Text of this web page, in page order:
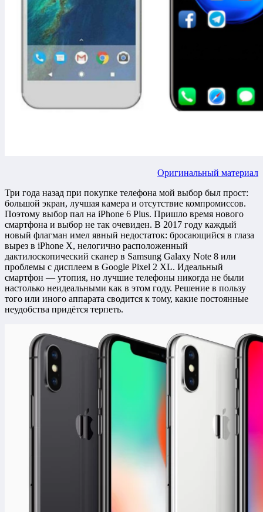
Оригинальный материал
Три года назад при покупке телефона мой выбор был прост:
большой экран, лучшая камера и отсутствие компромиссов.
Поэтому выбор пал на iPhone 6 Plus. Пришло время нового
смартфона и выбор не так очевиден. В 2017 году каждый
новый флагман имел явный недостаток: бросающийся в глаза
вырез в iPhone X, нелогично расположенный
дактилоскопический сканер в Samsung Galaxy Note 8 или
проблемы с дисплеем в Google Pixel 2 XL. Идеальный
смартфон — утопия, но лучшие телефоны никогда не были
настолько неидеальными как в этом году. Решение в пользу
того или иного аппарата сводится к тому, какие постоянные
неудобства придётся терпеть.